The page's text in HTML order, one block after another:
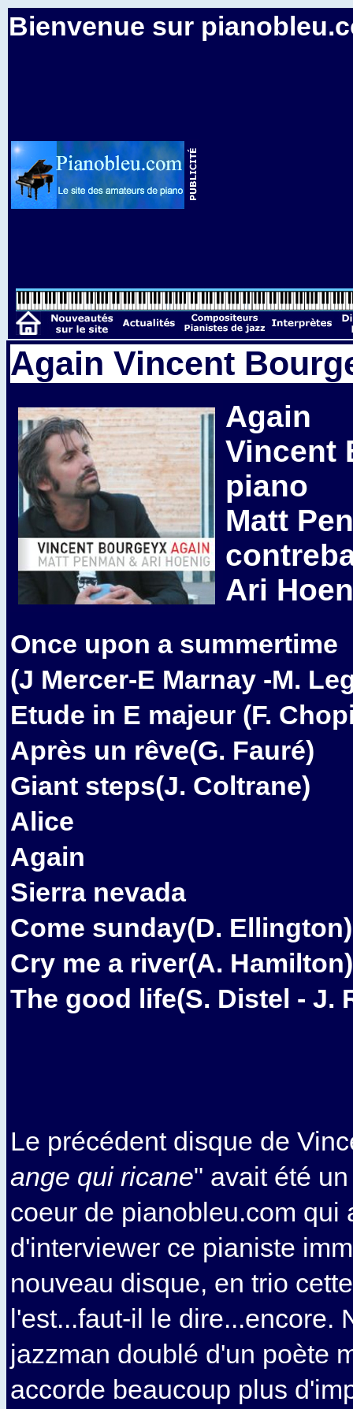
Bienvenue sur
Again Vincent
Again
Vincent
piano
Matt
Ari
Once upon a summertime
(J Mercer-E Marnay -M.
Etude in E majeur (F.
Après un rêve(G. Fauré)
Giant steps(J. Coltrane)
Alice
Again
Sierra nevada
Come sunday(D. Ellington)
Cry me a river(A. Hamilton)
The good life(S. Distel - J.
Le précédent disque de
ange qui ricane" avait été
coeur de pianobleu.com qui
d'interviewer ce pianiste
nouveau disque, en trio
l'est...faut-il le dire...encore.
jazzman doublé d'un poète
accorde beaucoup plus